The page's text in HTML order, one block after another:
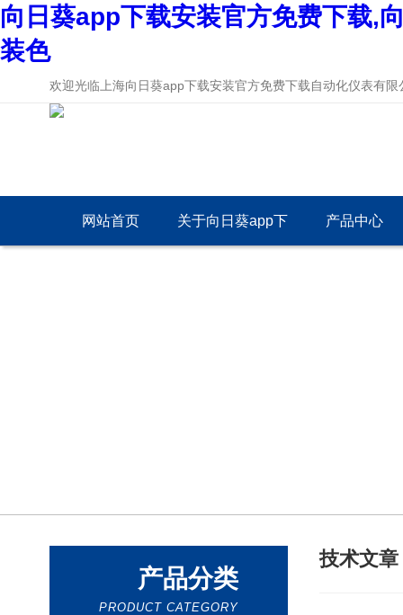
向日葵app下载安装官方免费下载,
装色
欢迎光临上海向日葵app下载安装官方免费下载自动化仪表有限公
网站首页 关于向日葵app下 产品中心
产品分类
PRODUCT CATEGORY
技术文章